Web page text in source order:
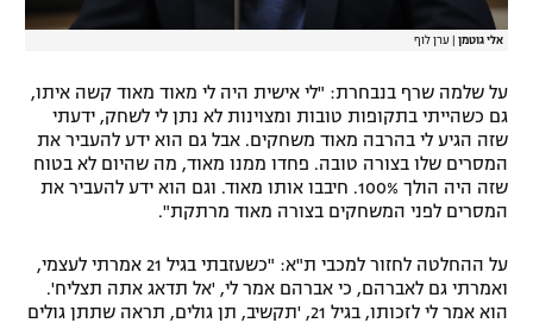
אלי גוטמן ערן לוף
על שלמה שרף בנבחרת: "לי אישית היה לי מאוד מאוד קשה איתו,
גם כשהייתי בתקופות טובות ומצוינות לא נתן לי לשחק, ידעתי
שזה הגיע לי בהרבה מאוד משחקים. אבל גם הוא ידע להעביר את
המסרים שלו בצורה טובה. פחדו ממנו מאוד, מה שהיום לא בטוח
שזה היה הולך 100%. חיבבו אותו מאוד. וגם הוא ידע להעביר את
המסרים לפני המשחקים בצורה מאוד מרתקת".
על ההחלטה לחזור למכבי ת"א: "כשעזבתי בגיל 21 אמרתי לעצמי,
ואמרתי גם לאברהם, כי אברהם אמר לי, 'אל תדאג אתה תצליח'.
הוא אמר לי לזכותו, בגיל 21, 'תקשיב, תן גולים, תראה שתתן גולים